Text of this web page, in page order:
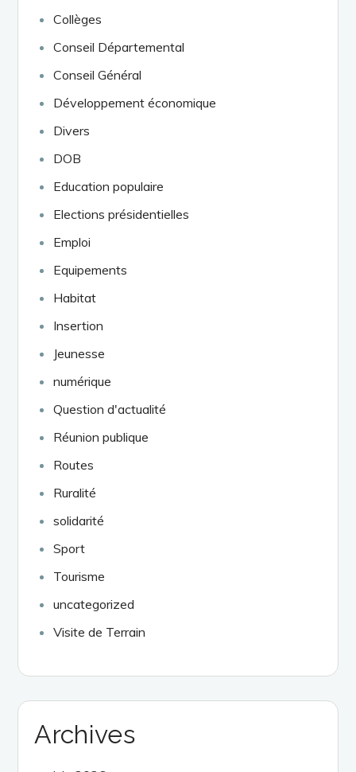
Collèges
Conseil Départemental
Conseil Général
Développement économique
Divers
DOB
Education populaire
Elections présidentielles
Emploi
Equipements
Habitat
Insertion
Jeunesse
numérique
Question d'actualité
Réunion publique
Routes
Ruralité
solidarité
Sport
Tourisme
uncategorized
Visite de Terrain
Archives